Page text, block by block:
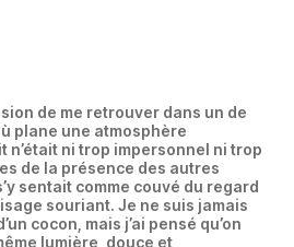
de me retrouver dans un de
plane une atmosphère
n’était ni trop impersonnel ni trop
de la présence des autres
sentait comme couvé du regard
souriant. Je ne suis jamais
cocon, mais j’ai pensé qu’on
lumière, douce et